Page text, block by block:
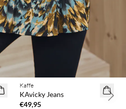
BASIC DEAL
Kaffe
KAvicky Jeans
€49,95
Next